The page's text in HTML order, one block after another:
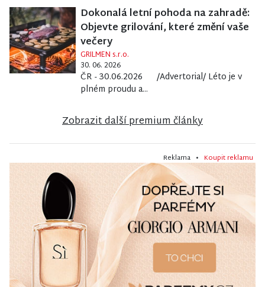
Dokonalá letní pohoda na zahradě:
Objevte grilování, které změní vaše
večery
GRILMEN s.r.o.
30. 06. 2026
ČR - 30.06.2026 /Advertorial/ Léto je v
plném proudu a...
Zobrazit další premium články
Reklama • Koupit reklamu